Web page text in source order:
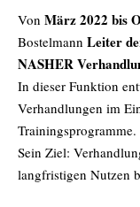
Von März 2022 bis
Bostelmann Leiter
NASHER
In dieser Funktion
Verhandlungen im
Trainingsprogramme.
Sein Ziel:
langfristigen Nutzen